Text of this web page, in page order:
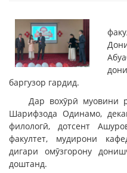
баргузор гардид.
Дар вохӯрӣ муовини
Шарифзода Одинамо,
филологӣ, дотсент
факултет, мудирони
дигари омӯзгорону
доштанд.